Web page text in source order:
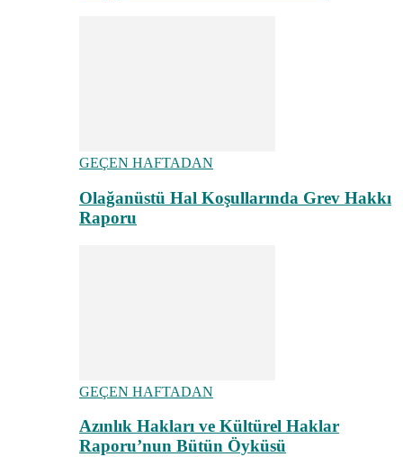
GEÇEN HAFTADAN
Olağanüstü Hal Koşullarında Grev Hakkı
Raporu
GEÇEN HAFTADAN
Azınlık Hakları ve Kültürel Haklar
Raporu’nun Bütün Öyküsü